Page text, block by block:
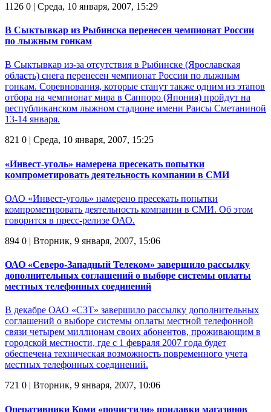
1126 0 | Среда, 10 января, 2007, 15:29
В Сыктывкар из Рыбинска перенесен чемпионат России
по лыжным гонкам
В Сыктывкар из-за отсутствия в Рыбинске (Ярославская
область) снега перенесен чемпионат России по лыжным
гонкам. Соревнования, которые станут также одним из этапов
отбора на чемпионат мира в Саппоро (Япония) пройдут на
республиканском лыжном стадионе имени Раисы Сметаниной
13-14 января.
821 0 | Среда, 10 января, 2007, 15:25
«Инвест-уголь» намерена пресекать попытки
компрометировать деятельность компании в СМИ
ОАО «Инвест-уголь» намерено пресекать попытки
компрометировать деятельность компании в СМИ. Об этом
говорится в пресс-релизе ОАО.
894 0 | Вторник, 9 января, 2007, 15:06
ОАО «Северо-Западный Телеком» завершило рассылку
дополнительных соглашений о выборе системы оплаты
местных телефонных соединений
В декабре ОАО «СЗТ» завершило рассылку дополнительных
соглашений о выборе системы оплаты местной телефонной
связи четырем миллионам своих абонентов, проживающим в
городской местности, где с 1 февраля 2007 года будет
обеспечена техническая возможность повременного учета
местных телефонных соединений.
721 0 | Вторник, 9 января, 2007, 10:06
Оперативники Коми «почистили» прилавки магазинов